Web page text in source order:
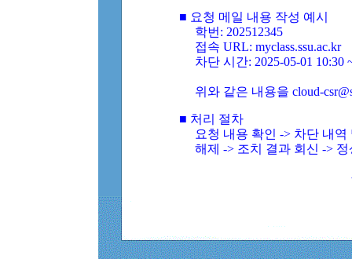
■ 요청 메일 내용 작성 예시
학번: 202512345
접속 URL: myclass.ssu.ac.kr
차단 시간: 2025-05-01 10:30
위와 같은 내용을 cloud-
■ 처리 절차
요청 내용 확인 -> 차단 내
해제 -> 조치 결과 회신 ->